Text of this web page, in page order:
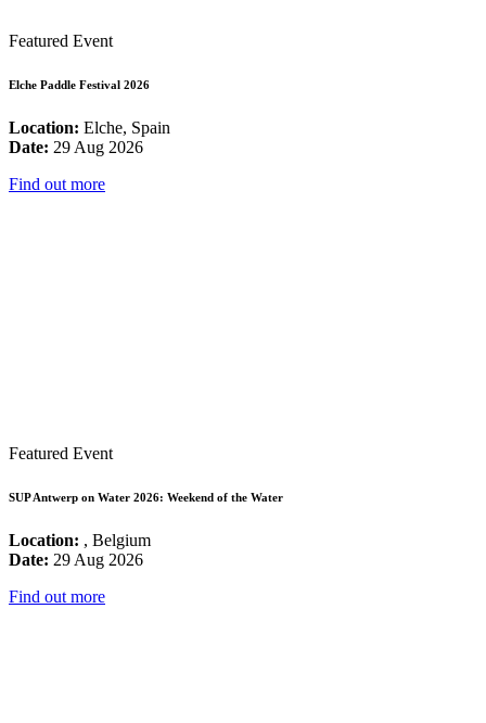
Featured Event
Elche Paddle Festival 2026
Location: Elche, Spain
Date: 29 Aug 2026
Find out more
Featured Event
SUP Antwerp on Water 2026: Weekend of the Water
Location: , Belgium
Date: 29 Aug 2026
Find out more